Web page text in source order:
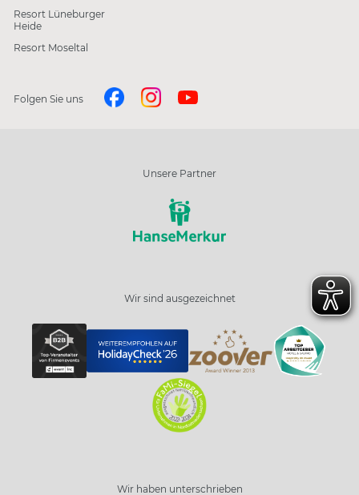
Resort Lüneburger
Heide
Resort Moseltal
Folgen Sie uns
Unsere Partner
Wir sind ausgezeichnet
Wir haben unterschrieben